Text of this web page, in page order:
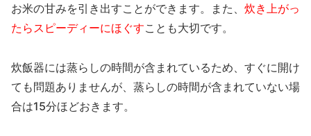
お米の甘みを引き出すことができます。また、 炊き上がっ
たらスピーディーにほぐすことも大切です。
炊飯器には蒸らしの時間が含まれているため、すぐに開け
ても問題ありませんが、蒸らしの時間が含まれていない場
合は15分ほどおきます。